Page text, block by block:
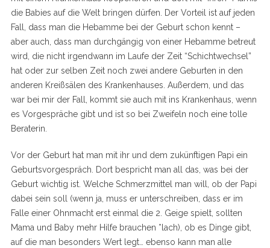
die Babies auf die Welt bringen dürfen. Der Vorteil ist auf jeden
Fall, dass man die Hebamme bei der Geburt schon kennt –
aber auch, dass man durchgängig von einer Hebamme betreut
wird, die nicht irgendwann im Laufe der Zeit “Schichtwechsel”
hat oder zur selben Zeit noch zwei andere Geburten in den
anderen Kreißsälen des Krankenhauses. Außerdem, und das
war bei mir der Fall, kommt sie auch mit ins Krankenhaus, wenn
es Vorgespräche gibt und ist so bei Zweifeln noch eine tolle
Beraterin.
Vor der Geburt hat man mit ihr und dem zukünftigen Papi ein
Geburtsvorgespräch. Dort bespricht man all das, was bei der
Geburt wichtig ist. Welche Schmerzmittel man will, ob der Papi
dabei sein soll (wenn ja, muss er unterschreiben, dass er im
Falle einer Ohnmacht erst einmal die 2. Geige spielt, sollten
Mama und Baby mehr Hilfe brauchen *lach), ob es Dinge gibt,
auf die man besonders Wert legt… ebenso kann man alle